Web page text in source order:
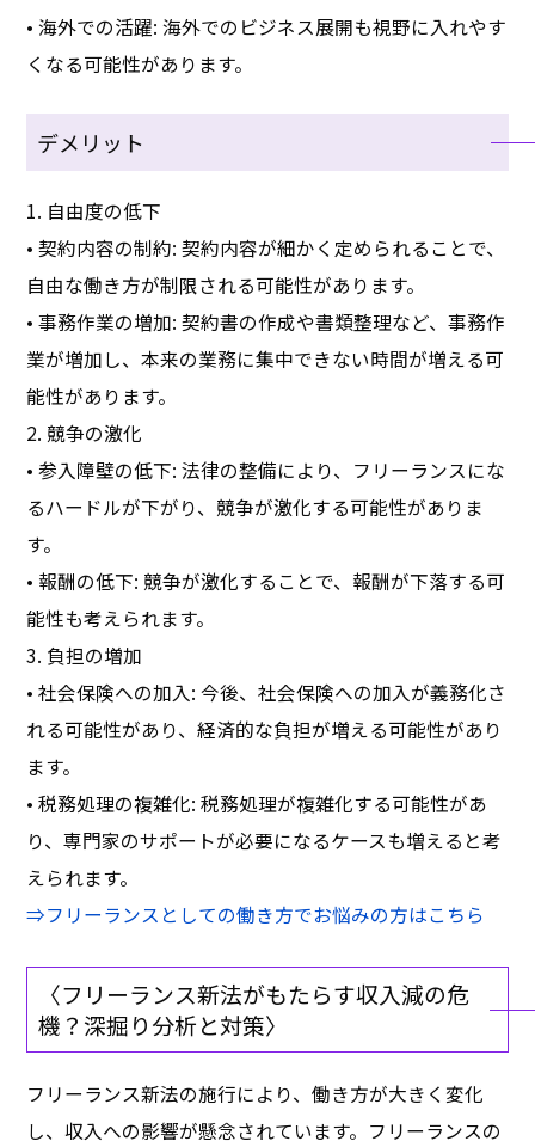
• 海外での活躍: 海外でのビジネス展開も視野に入れやす
くなる可能性があります。
デメリット
1. 自由度の低下
• 契約内容の制約: 契約内容が細かく定められることで、
自由な働き方が制限される可能性があります。
• 事務作業の増加: 契約書の作成や書類整理など、事務作
業が増加し、本来の業務に集中できない時間が増える可
能性があります。
2. 競争の激化
• 参入障壁の低下: 法律の整備により、フリーランスにな
るハードルが下がり、競争が激化する可能性がありま
す。
• 報酬の低下: 競争が激化することで、報酬が下落する可
能性も考えられます。
3. 負担の増加
• 社会保険への加入: 今後、社会保険への加入が義務化さ
れる可能性があり、経済的な負担が増える可能性があり
ます。
• 税務処理の複雑化: 税務処理が複雑化する可能性があ
り、専門家のサポートが必要になるケースも増えると考
えられます。
⇒フリーランスとしての働き方でお悩みの方はこちら
〈フリーランス新法がもたらす収入減の危
機？深掘り分析と対策〉
フリーランス新法の施行により、働き方が大きく変化
し、収入への影響が懸念されています。フリーランスの